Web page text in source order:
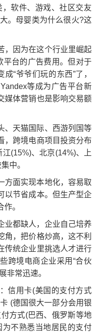
软件、游戏、社区交友
。母婴类为什么很火?这
，因为在这个行业里崛起
平台的广告费用。但对于
“爷爷们玩的东西”了，
等成为广告平台新
媒体营销也是影响交易额
、天猫国际、西游列国等
，跨境电商项目投资分布
(15%)、北京(14%)、上
中。
方面实现本地化，容易取
以节省成本。但生产型企
。
业都缺人，企业自己培养
角，把价格炒高，这不利
传统企业里挑选人才进行
跨境电商企业采用“合伙
非常迅速。
信用卡(美国的支付方式
(德国很大一部分会用银
方式(巴西、俄罗斯等地
不熟悉当地居民的支付